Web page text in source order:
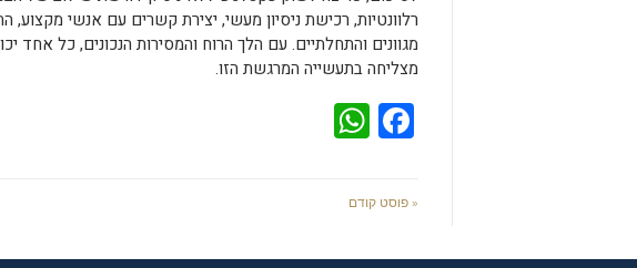
מצליחה בתעשייה המרגשת הזו.
Facebook
« פוסט קודם